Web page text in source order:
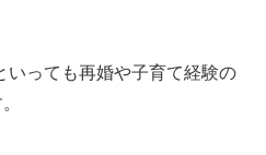
いっても再婚や子育て経験の